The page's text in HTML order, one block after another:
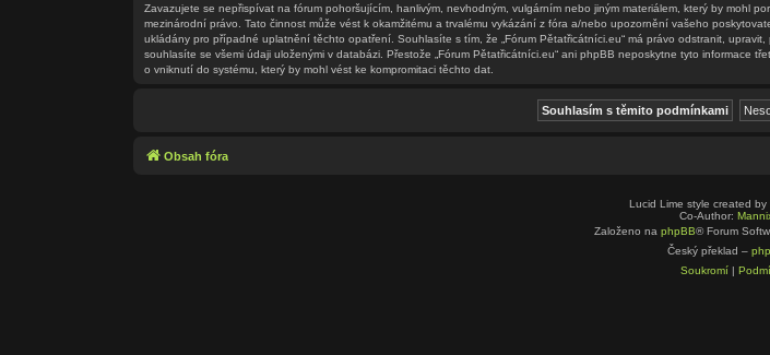
Zavazujete se nepřispívat na fórum pohoršujícím, hanlivým, nevhodným, vulgárním nebo jiným materiálem, který by mohl
mezinárodní právo. Tato činnost může vést k okamžitému a trvalému vykázání z fóra a/nebo upozornění vašeho
ukládány pro případné uplatnění těchto opatření. Souhlasíte s tím, že „Fórum Pětatřicátníci.eu“ má právo odstranit,
souhlasíte se všemi údaji uloženými v databázi. Přestože „Fórum Pětatřicátníci.eu“ ani phpBB neposkytne tyto informace
o vniknutí do systému, který by mohl vést ke kompromitaci těchto dat.
Obsah fóra
Lucid Lime style created by
Co-Author:
Založeno na phpBB® Forum
Český překlad –
Soukromí|